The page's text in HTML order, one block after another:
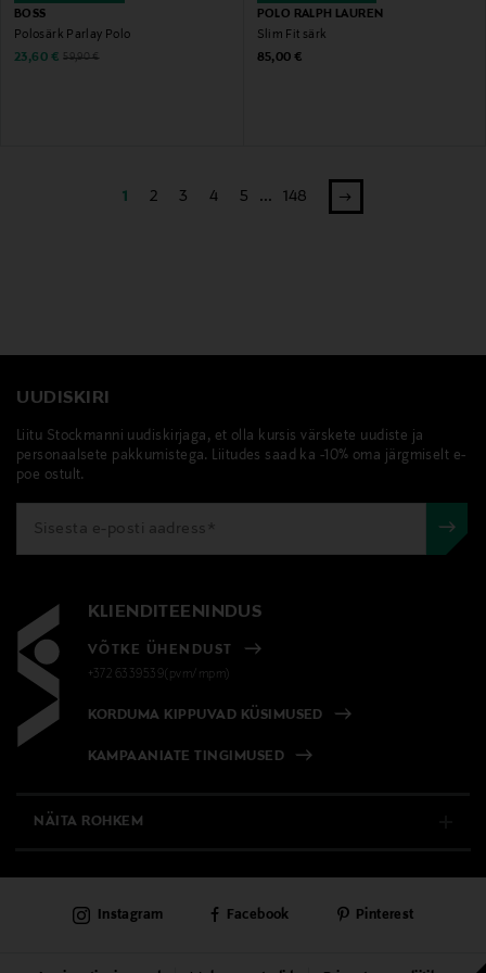
BOSS
Polosärk Parlay Polo
Discounted Price
23,60 € Original Price
59,90 €
POLO RALPH LAUREN
Slim Fit särk
Original Price
85,00 €
1 2 3 4 5 ... 148
UUDISKIRI
Liitu Stockmanni uudiskirjaga, et olla kursis värskete uudiste ja
personaalsete pakkumistega. Liitudes saad ka -10% oma järgmiselt e-
poe ostult.
KLIENDITEENINDUS
VÕTKE ÜHENDUST
+372 6339539(pvm/mpm)
KORDUMA KIPPUVAD KÜSIMUSED
KAMPAANIATE TINGIMUSED
NÄITA ROHKEM
PÜSIKLIENDITEENINDUS
Instagram Facebook Pinterest